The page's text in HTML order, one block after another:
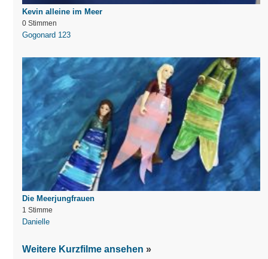
Kevin alleine im Meer
0 Stimmen
Gogonard 123
Die Meerjungfrauen
1 Stimme
Danielle
Weitere Kurzfilme ansehen